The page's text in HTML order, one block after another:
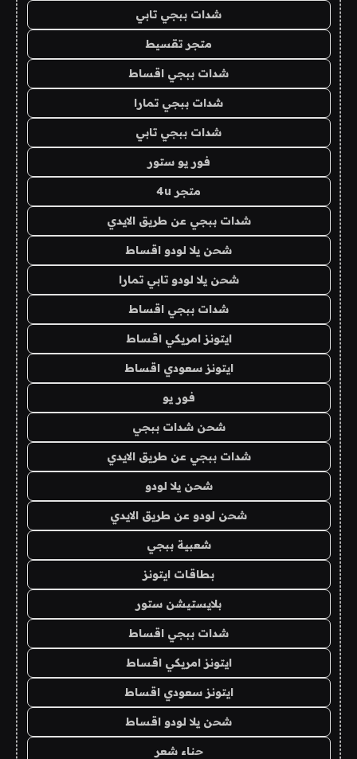
شدات ببجي تابي
متجر تقسيط
شدات ببجي اقساط
شدات ببجي تمارا
شدات ببجي تابي
فور يو ستور
متجر 4u
شدات ببجي عن طريق الايدي
شحن يلا لودو اقساط
شحن يلا لودو تابي تمارا
شدات ببجي اقساط
ايتونز امريكي اقساط
ايتونز سعودي اقساط
فور يو
شحن شدات ببجي
شدات ببجي عن طريق الايدي
شحن يلا لودو
شحن لودو عن طريق الايدي
شعبية ببجي
بطاقات ايتونز
بلايستيشن ستور
شدات ببجي اقساط
ايتونز امريكي اقساط
ايتونز سعودي اقساط
شحن يلا لودو اقساط
حناء شعر